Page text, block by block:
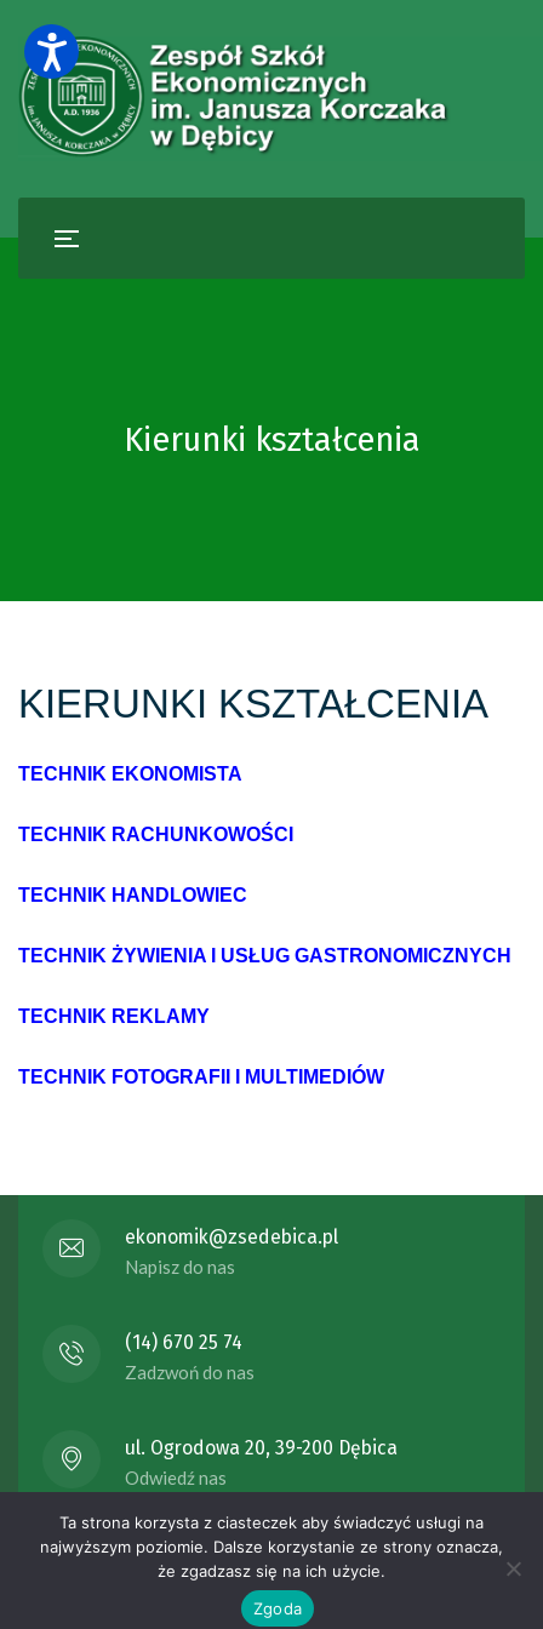
Kierunki kształcenia
KIERUNKI KSZTAŁCENIA
TECHNIK EKONOMISTA
TECHNIK RACHUNKOWOŚCI
TECHNIK HANDLOWIEC
TECHNIK ŻYWIENIA I USŁUG GASTRONOMICZNYCH
TECHNIK REKLAMY
TECHNIK FOTOGRAFII I MULTIMEDIÓW
ekonomik@zsedebica.pl
Napisz do nas
(14) 670 25 74
Zadzwoń do nas
ul. Ogrodowa 20, 39-200 Dębica
Odwiedź nas
Copyright 2023 Zespół Szkół Ekonomicznych ul. Ogrodowa 20
39-200 Dębica , All rights reserved.Wykonanie -
stronydlaszkol.com.pl
Ta strona korzysta z ciasteczek aby świadczyć usługi na
najwyższym poziomie. Dalsze korzystanie ze strony oznacza,
że zgadzasz się na ich użycie.
Zgoda